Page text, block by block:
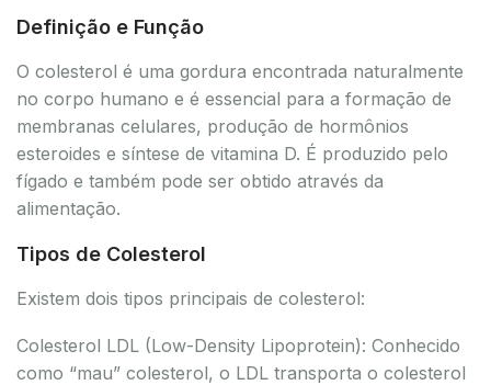
Definição e Função
O colesterol é uma gordura encontrada naturalmente
no corpo humano e é essencial para a formação de
membranas celulares, produção de hormônios
esteroides e síntese de vitamina D. É produzido pelo
fígado e também pode ser obtido através da
alimentação.
Tipos de Colesterol
Existem dois tipos principais de colesterol:
Colesterol LDL (Low-Density Lipoprotein): Conhecido
como “mau” colesterol, o LDL transporta o colesterol